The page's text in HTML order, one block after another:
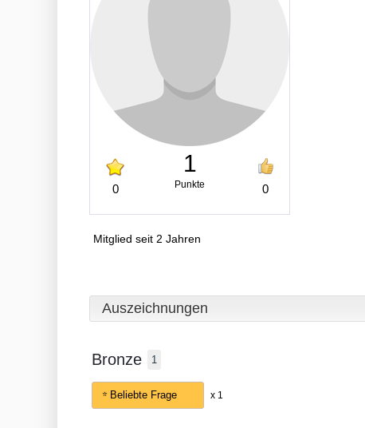
0
1
Punkte 0
Mitglied seit 2 Jahren
Auszeichnungen
Bronze 1
Beliebte Frage x 1